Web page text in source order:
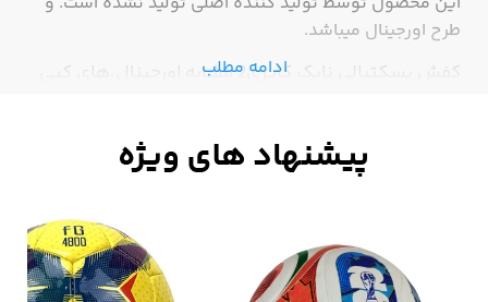
طرح اورجینال میباشد.
کفش بسکتبالی نایک کایری2 مشابه اورجینال،های کپیادامه مطلب